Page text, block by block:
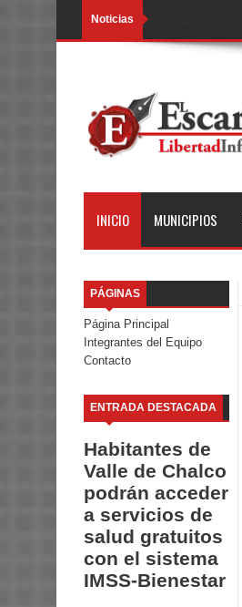
Noticias
INICIO MUNICIPIOS
PÁGINAS
Página Principal
Integrantes del Equipo
Contacto
ENTRADA DESTACADA
Habitantes de
Valle de Chalco
podrán acceder
a servicios de
salud gratuitos
con el sistema
IMSS-Bienestar